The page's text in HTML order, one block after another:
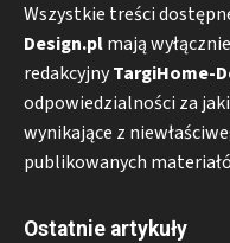
Wszystkie treści
Design.plmają
redakcyjnyTargiHome-
odpowiedzialności za
wynikające z
publikowanych
Ostatnie artykuły